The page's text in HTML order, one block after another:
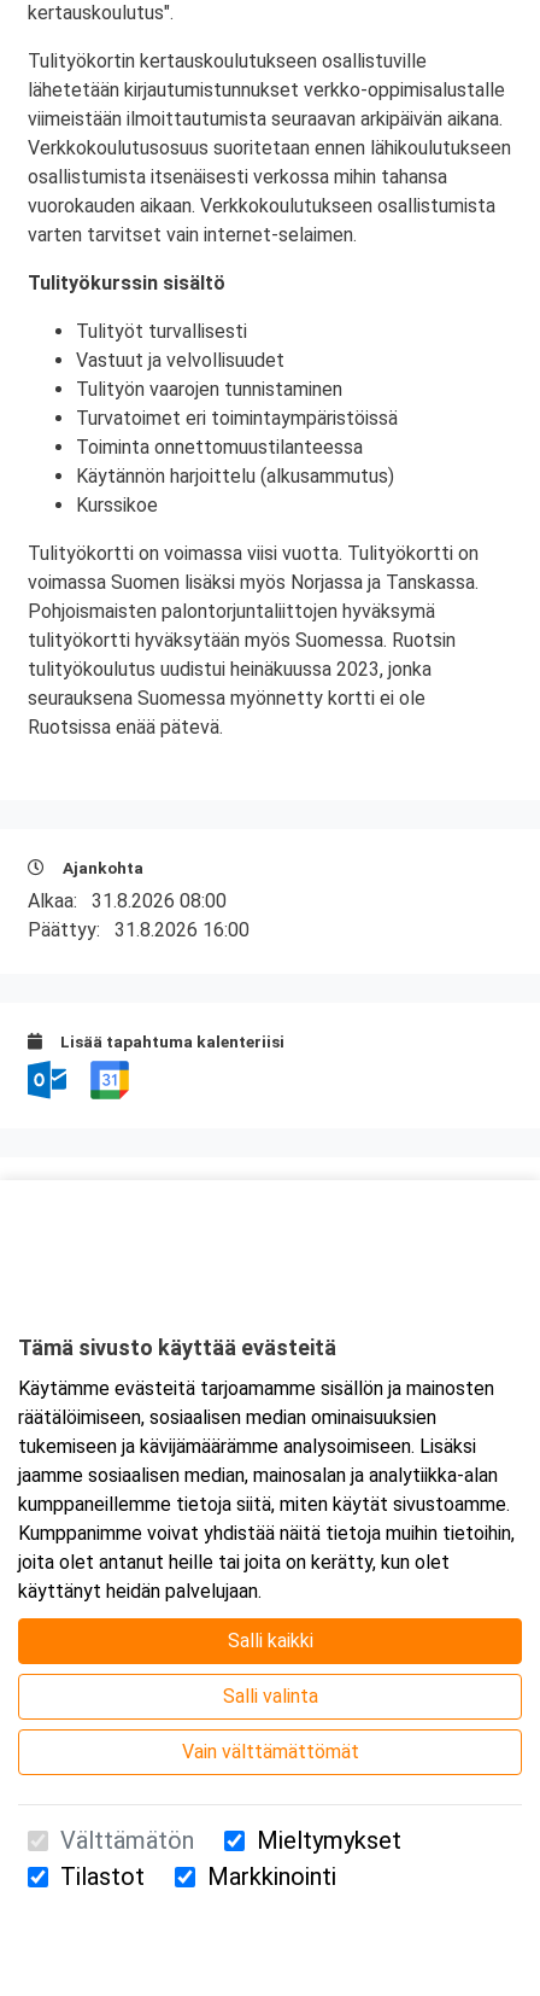
kertauskoulutus".
Tulityökortin kertauskoulutukseen osallistuville
lähetetään kirjautumistunnukset verkko-oppimisalustalle
viimeistään ilmoittautumista seuraavan arkipäivän aikana.
Verkkokoulutusosuus suoritetaan ennen lähikoulutukseen
osallistumista itsenäisesti verkossa mihin tahansa
vuorokauden aikaan. Verkkokoulutukseen osallistumista
varten tarvitset vain internet-selaimen.
Tulityökurssin sisältö
Tulityöt turvallisesti
Vastuut ja velvollisuudet
Tulityön vaarojen tunnistaminen
Turvatoimet eri toimintaympäristöissä
Toiminta onnettomuustilanteessa
Käytännön harjoittelu (alkusammutus)
Kurssikoe
Tulityökortti on voimassa viisi vuotta. Tulityökortti on
voimassa Suomen lisäksi myös Norjassa ja Tanskassa.
Pohjoismaisten palontorjuntaliittojen hyväksymä
tulityökortti hyväksytään myös Suomessa. Ruotsin
tulityökoulutus uudistui heinäkuussa 2023, jonka
seurauksena Suomessa myönnetty kortti ei ole
Ruotsissa enää pätevä.
Ajankohta
Alkaa: 31.8.2026 08:00
Päättyy: 31.8.2026 16:00
Lisää tapahtuma kalenteriisi
Tarkempi kartta ja ajo-ohjeet
Suomen Ensiapukoulutus Oy / Valimotie 21 / 00380 Helsinki
Tämä sivusto käyttää evästeitä
Käytämme evästeitä tarjoamamme sisällön ja mainosten
räätälöimiseen, sosiaalisen median ominaisuuksien
tukemiseen ja kävijämäärämme analysoimiseen. Lisäksi
jaamme sosiaalisen median, mainosalan ja analytiikka-alan
kumppaneillemme tietoja siitä, miten käytät sivustoamme.
Kumppanimme voivat yhdistää näitä tietoja muihin tietoihin,
joita olet antanut heille tai joita on kerätty, kun olet
käyttänyt heidän palvelujaan.
Salli kaikki
Salli valinta
Vain välttämättömät
Välttämätön
Mieltymykset
Tilastot
Markkinointi